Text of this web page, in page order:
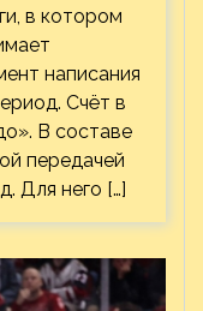
в котором
написания
Счёт в
В составе
передачей
Для него […]